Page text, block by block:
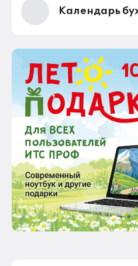
Календарь